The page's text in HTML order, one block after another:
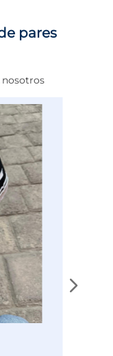
pares
nosotros